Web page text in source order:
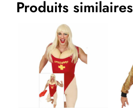
Produits similaires